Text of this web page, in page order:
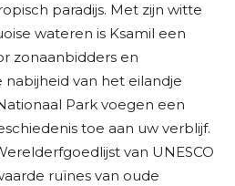
paradijs. Met zijn witte
wateren is Ksamil een
zonaanbidders en
van het eilandje
Park voegen een
toe aan uw verblijf.
van UNESCO
ruïnes van oude